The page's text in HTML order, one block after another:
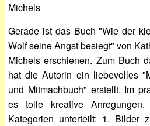
Michels
Gerade ist das Buch "Wie der
Wolf seine Angst besiegt" von
Michels erschienen. Zum Buch
hat die Autorin ein liebevolles
und Mitmachbuch" erstellt. Im
es tolle kreative
Kategorien unterteilt: 1. Bilder